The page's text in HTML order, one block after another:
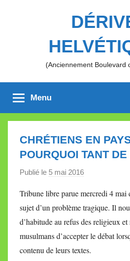
(Anciennement Boulevard
Menu
CHRÉTIENS EN
POURQUOI TANT
Publié le 5 mai 2016
r
M
i
r
e
Tribune libre parue mercredi 4 mai
sujet d’un problème tragique. Il
d’habitude au refus des religieux et
musulmans d’accepter le débat
contenu de leurs textes.